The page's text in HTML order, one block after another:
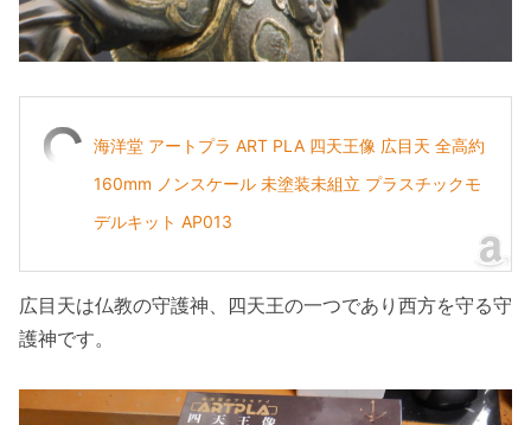
海洋堂 アートプラ ART PLA 四天王像 広目天 全高約
160mm ノンスケール 未塗装未組立 プラスチックモ
デルキット AP013
広目天は仏教の守護神、四天王の一つであり西方を守る守
護神です。